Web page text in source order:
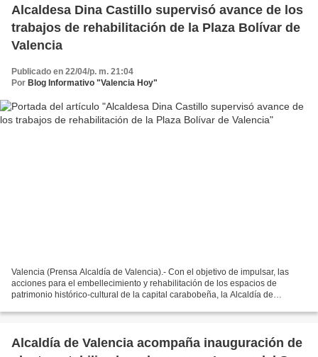
Alcaldesa Dina Castillo supervisó avance de los
trabajos de rehabilitación de la Plaza Bolívar de
Valencia
Publicado en 22/04/p. m. 21:04
Por Blog Informativo "Valencia Hoy"
Valencia (Prensa Alcaldía de Valencia).- Con el objetivo de impulsar, las
acciones para el embellecimiento y rehabilitación de los espacios de
patrimonio histórico-cultural de la capital carabobeña, la Alcaldía de
Alcaldía de Valencia acompaña inauguración de